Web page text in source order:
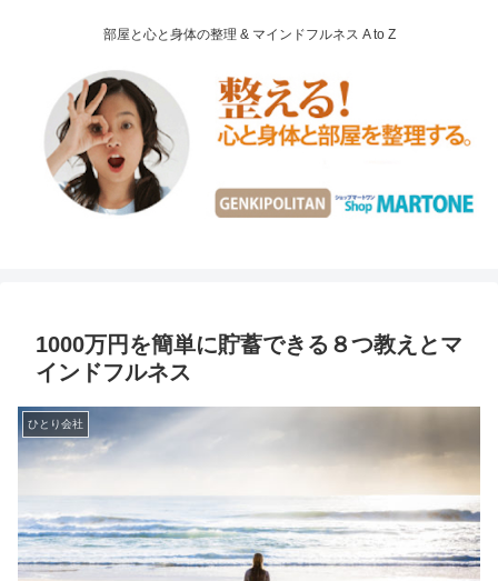
部屋と心と身体の整理 & マインドフルネス A to Z
1000万円を簡単に貯蓄できる８つ教えとマ
インドフルネス
ひとり会社